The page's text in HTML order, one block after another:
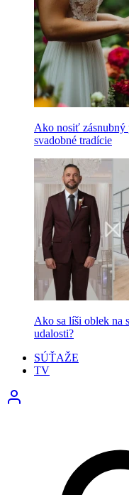
Ako nosiť zásnubný
svadobné tradície
Ako sa líši oblek na
udalosti?
SÚŤAŽE
TV